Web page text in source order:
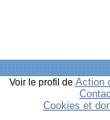
Voir le profil de Action
Cookies et